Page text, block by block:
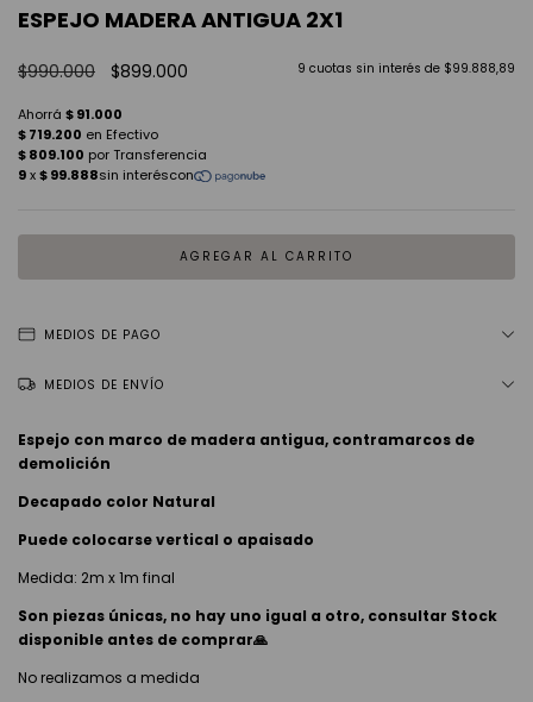
ESPEJO MADERA ANTIGUA 2X1
$990.000 $899.000 9 cuotas sin interés de $99.888,89
MEDIOS DE PAGO
MEDIOS DE ENVÍO
Espejo con marco de madera antigua, contramarcos de
demolición
Decapado color Natural
Puede colocarse vertical o apaisado
Medida: 2m x 1m final
Son piezas únicas, no hay uno igual a otro, consultar Stock
disponible antes de comprar🙏
No realizamos a medida